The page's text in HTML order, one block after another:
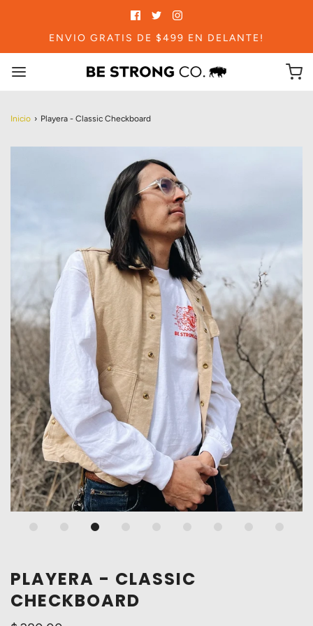
ENVIO GRATIS DE $499 EN DELANTE!
Inicio › Playera - Classic Checkboard
PLAYERA - CLASSIC
CHECKBOARD